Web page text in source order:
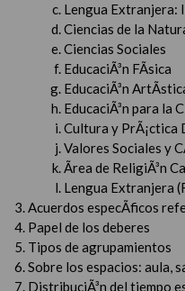
Lengua Extranjera:
Ciencias de la
Ciencias Sociales
EducaciÃ³n FÃ­sica
EducaciÃ³n
EducaciÃ³n para la
Cultura y PrÃ¡ctica
Valores Sociales y
Ãrea de ReligiÃ³n
Lengua Extranjera
Acuerdos especÃ­ficos
Papel de los deberes
Tipos de agrupamientos
Sobre los espacios: aula,
DistribuciÃ³n del tiempo